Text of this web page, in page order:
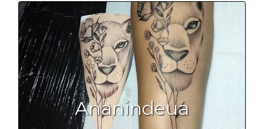
Ananindeua